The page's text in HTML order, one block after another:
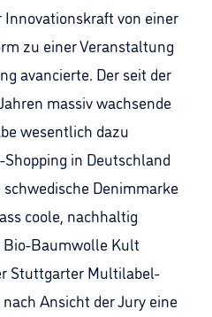
von einer
zu einer Veranstaltung
avancierte. Der seit der
massiv wachsende
wesentlich dazu
in Deutschland
Denimmarke
coole, nachhaltig
Bio-Baumwolle Kult
Stuttgarter Multilabel-
Ansicht der Jury eine